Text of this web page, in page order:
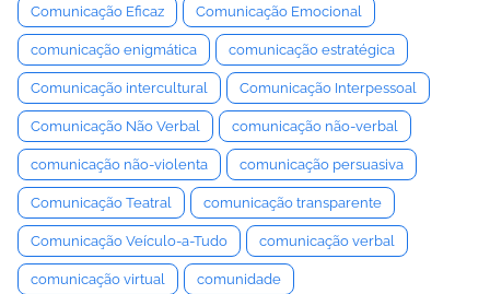
Comunicação Eficaz Comunicação Emocional
comunicação enigmática comunicação estratégica
Comunicação intercultural Comunicação Interpessoal
Comunicação Não Verbal comunicação não-verbal
comunicação não-violenta comunicação persuasiva
Comunicação Teatral comunicação transparente
Comunicação Veículo-a-Tudo comunicação verbal
comunicação virtual comunidade